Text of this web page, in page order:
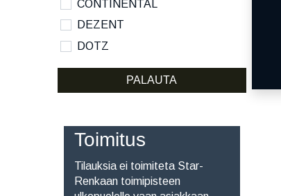
CONTINENTAL
DEZENT
DOTZ
DYNAMO
KUMHO ECSTA SPORT S
NANKANG
NOKIAN
PALAUTA
Toimitus
Tilauksia ei toimiteta Star-
Renkaan toimipisteen